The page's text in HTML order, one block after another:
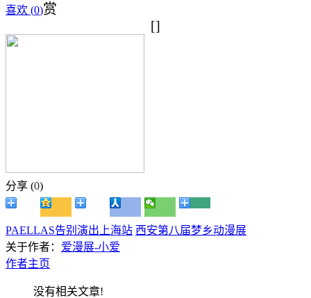
喜欢 (0)赏
[]
分享 (0)
PAELLAS告别演出上海站 西安第八届梦乡动漫展
关于作者： 爱漫展-小爱
作者主页
没有相关文章!